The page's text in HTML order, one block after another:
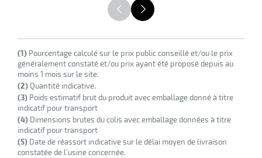
(1) Pourcentage calculé sur le prix public conseillé et/ou le prix
généralement constaté et/ou prix ayant été proposé depuis au
moins 1 mois sur le site.
(2)Quantité indicative.
(3) Poids estimatif brut du produit avec emballage donné à titre
indicatif pour transport
(4) Dimensions brutes du colis avec emballage données à titre
indicatif pour transport
(5) Date de réassort indicative sur le délai moyen de livraison
constatée de l’usine concernée.